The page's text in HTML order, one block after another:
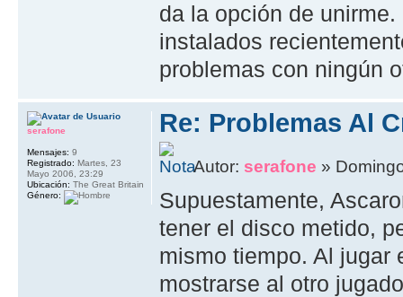
da la opción de
instalados
problemas con ningún
Re: Problemas Al
Autor: serafone »
Supuestamente,
tener el disco metido,
mismo tiempo. Al jugar
mostrarse al otro
serafone
Mensajes: 9
Registrado: Martes, 23
Mayo 2006, 23:29
Ubicación: The Great Britain
Género: